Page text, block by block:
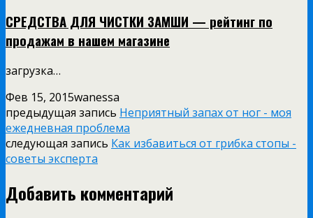
СРЕДСТВА ДЛЯ ЧИСТКИ ЗАМШИ — рейтинг по
продажам в нашем магазине
загрузка…
Фев 15, 2015wanessa
предыдущая запись Неприятный запах от ног - моя
ежедневная проблема
следующая запись Как избавиться от грибка стопы -
советы эксперта
Добавить комментарий